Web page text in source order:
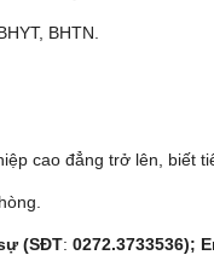
BHTN.
cao đẳng trở lên, biết
(SĐT: 0272.3733536);